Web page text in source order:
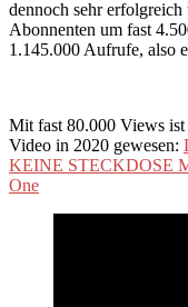
dennoch sehr
Abonnenten um fast
1.145.000 Aufrufe, also
Mit fast 80.000 Views ist
Video in 2020 gewesen:
KEINE STECKDOSE
One